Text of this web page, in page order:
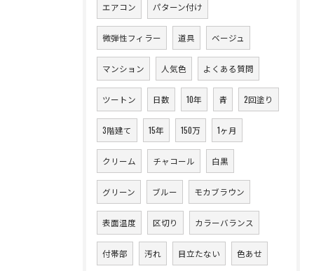
エアコン パターン付け
微弾性フィラー 道具 ベージュ
マンション 人気色 よくある質問
ツートン 日数 10年 青 2回塗り
3階建て 15年 150万 1ヶ月
クリーム チャコール 白黒
グリーン ブルー モカブラウン
表面温度 区切り カラーバランス
付帯部 汚れ 目立たない 色あせ